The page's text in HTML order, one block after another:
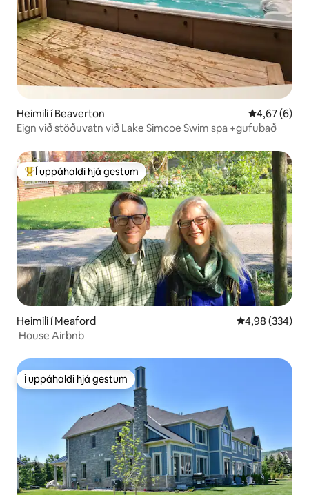
Heimili í Beaverton 4,67 af 5 í
4,67 (6)
Eign við stöðuvatn við Lake Simcoe Swim spa +gufubað
Í mestu uppáhaldi hjá gestum
Í uppáhaldi hjá gestum
Heimili í Meaford 4,98 af 5 í
4,98 (334)
‌ House Airbnb
Í uppáhaldi hjá gestum
Í uppáhaldi hjá gestum